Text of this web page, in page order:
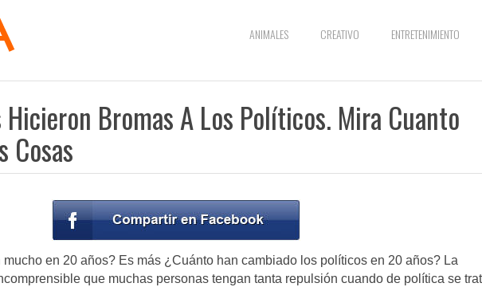
ANIMALES CREATIVO ENTRETENIMIENTO
Hicieron Bromas A Los Políticos. Mira Cuanto
Cosas
en 20 años? Es más ¿Cuánto han cambiado los políticos en 20 años? La
que muchas personas tengan tanta repulsión cuando de política se